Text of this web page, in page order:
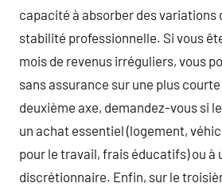
capacité à absorber des variations
stabilité professionnelle. Si vous
mois de revenus irréguliers, vous
sans assurance sur une plus
deuxième axe, demandez-vous si
un achat essentiel (logement,
pour le travail, frais éducatifs) ou à
discrétionnaire. Enfin, sur le